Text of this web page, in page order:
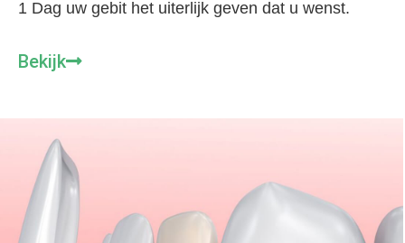
1 Dag uw gebit het uiterlijk geven dat u wenst.
Bekijk